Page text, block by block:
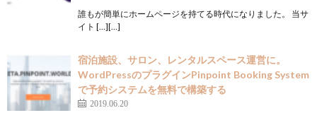
誰もが簡単にホームページを持てる時代になりました。 当サ
イト […][…]
宿泊施設、サロン、レンタルスペース運営に。
WordPressのプラグインPinpoint Booking System
で予約システムを無料で構築する
2019.06.20